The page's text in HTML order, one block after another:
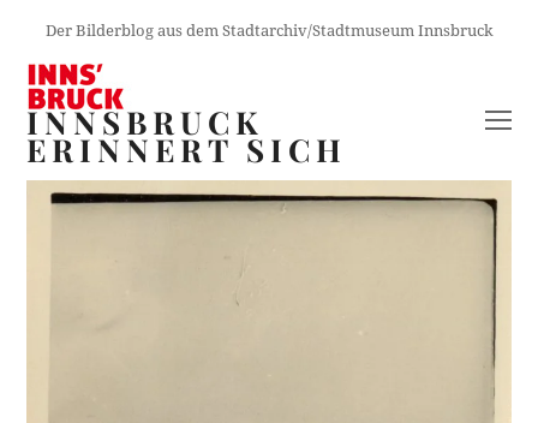
Der Bilderblog aus dem Stadtarchiv/Stadtmuseum Innsbruck
INNSBRUCK
ERINNERT SICH